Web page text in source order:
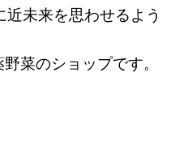
未来を思わせるよう
菜のショップです。